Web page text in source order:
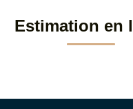
Estimation en